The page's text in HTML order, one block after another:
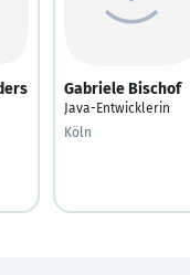
Gabriele Bischof
Java-Entwicklerin
Köln